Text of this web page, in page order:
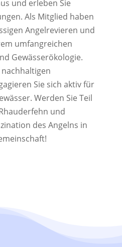
und erleben Sie
Als Mitglied haben
Angelrevieren und
umfangreichen
Gewässerökologie.
Sie sich aktiv für
Werden Sie Teil
und
des Angelns in